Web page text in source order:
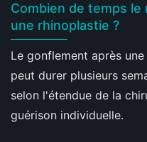
Combien de temps
une rhinoplastie ?
Le gonflement après
peut durer plusieurs
selon l'étendue de la
guérison individuelle.